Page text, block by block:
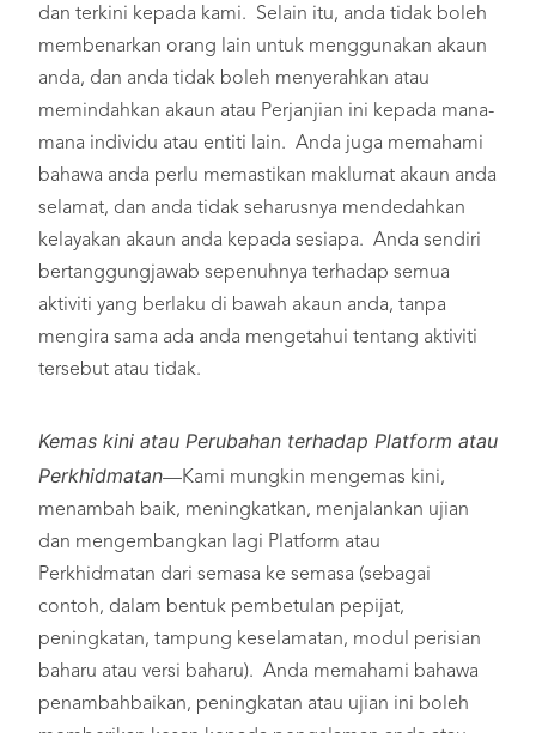
dan terkini kepada kami. Selain itu, anda tidak boleh
membenarkan orang lain untuk menggunakan akaun
anda, dan anda tidak boleh menyerahkan atau
memindahkan akaun atau Perjanjian ini kepada mana-
mana individu atau entiti lain. Anda juga memahami
bahawa anda perlu memastikan maklumat akaun anda
selamat, dan anda tidak seharusnya mendedahkan
kelayakan akaun anda kepada sesiapa. Anda sendiri
bertanggungjawab sepenuhnya terhadap semua
aktiviti yang berlaku di bawah akaun anda, tanpa
mengira sama ada anda mengetahui tentang aktiviti
tersebut atau tidak.
Kemas kini atau Perubahan terhadap Platform atau
Perkhidmatan—Kami mungkin mengemas kini,
menambah baik, meningkatkan, menjalankan ujian
dan mengembangkan lagi Platform atau
Perkhidmatan dari semasa ke semasa (sebagai
contoh, dalam bentuk pembetulan pepijat,
peningkatan, tampung keselamatan, modul perisian
baharu atau versi baharu). Anda memahami bahawa
penambahbaikan, peningkatan atau ujian ini boleh